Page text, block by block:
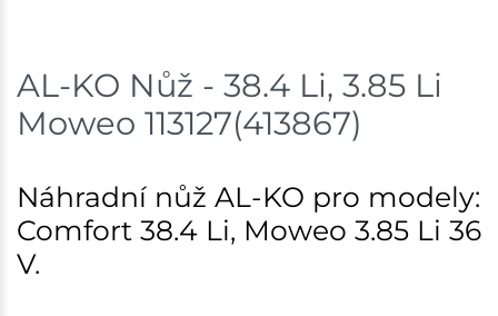
AL-KO Nůž - 38.4 Li, 3.85 Li
Moweo 113127(413867)
Náhradní nůž AL-KO pro modely:
Comfort 38.4 Li, Moweo 3.85 Li 36
V.